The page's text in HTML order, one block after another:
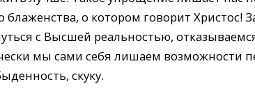
блаженства, о котором говорит
с Высшей реальностью,
мы сами себя лишаем возможности
скуку.